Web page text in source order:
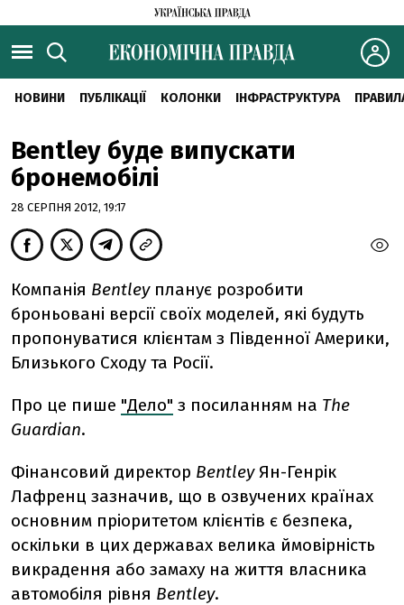
НОВИНИ ПУБЛІКАЦІЇ КОЛОНКИ ІНФРАСТРУКТУРА
Bentley буде випускати
бронемобілі
28 СЕРПНЯ 2012, 19:17
Компанія Bentleyпланує розробити
броньовані версії своїх моделей, які будуть
пропонуватися клієнтам з Південної Америки,
Близького Сходу та Росії.
Про це пише "Дело" з посиланням на The
Guardian.
Фінансовий директор BentleyЯн-Генрік
Лафренц зазначив, що в озвучених країнах
основним пріоритетом клієнтів є безпека,
оскільки в цих державах велика ймовірність
викрадення або замаху на життя власника
автомобіля рівня Bentley.